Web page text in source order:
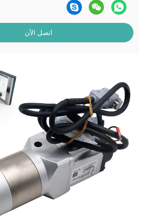
اتصل الآن